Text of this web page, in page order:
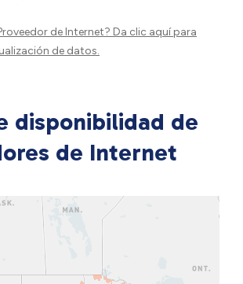
de Internet? Da clic aquípara
de datos.
disponibilidad de
de Internet